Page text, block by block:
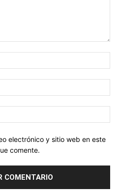
electrónico y sitio web en este
comente.